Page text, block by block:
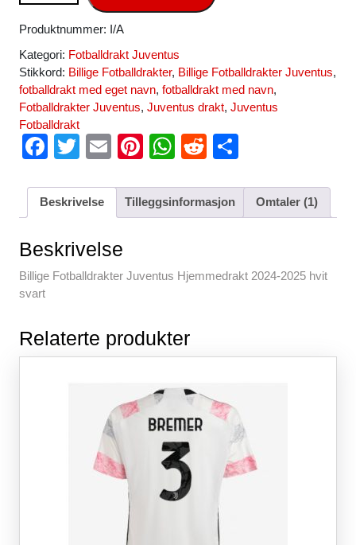
Produktnummer: I/A
Kategori: Fotballdrakt Juventus
Stikkord: Billige Fotballdrakter, Billige Fotballdrakter Juventus,
fotballdrakt med eget navn, fotballdrakt med navn,
Fotballdrakter Juventus, Juventus drakt, Juventus
Fotballdrakt
F
c
b
o
T
tt
E
ail
Pi
er
e
W
at
s
p
R
d
di
ar
e
Beskrivelse Tilleggsinformasjon Omtaler (1)
Beskrivelse
Billige Fotballdrakter Juventus Hjemmedrakt 2024-2025 hvit
svart
Relaterte produkter